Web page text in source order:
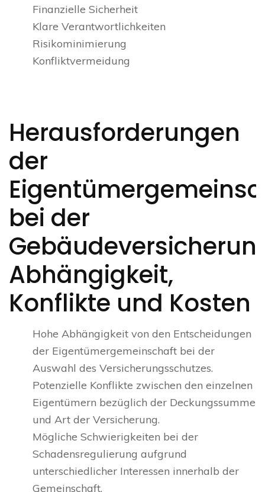
Finanzielle Sicherheit
Klare Verantwortlichkeiten
Risikominimierung
Konfliktvermeidung
Herausforderungen
der
bei der
Abhängigkeit,
Konflikte und Kosten
Hohe Abhängigkeit von den Entscheidungen
der Eigentümergemeinschaft bei der
Auswahl des Versicherungsschutzes.
Potenzielle Konflikte zwischen den einzelnen
Eigentümern bezüglich der Deckungssumme
und Art der Versicherung.
Mögliche Schwierigkeiten bei der
Schadensregulierung aufgrund
unterschiedlicher Interessen innerhalb der
Gemeinschaft.